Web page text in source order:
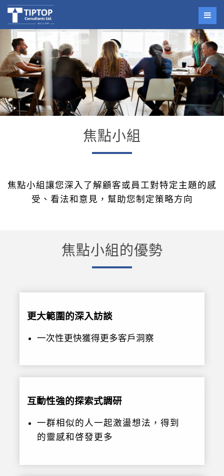
焦點小組
焦點小組讓您深入了解顧客或員工對特定主題的感
受、看法和意見，幫助您制定策略方向
焦點小組的優勢
更大範圍的深入訪談
一次性更快獲得更多客戶洞察
互動性強的探索式調研
一群相似的人一起激盪想法，得到
的靈感和啓發更多